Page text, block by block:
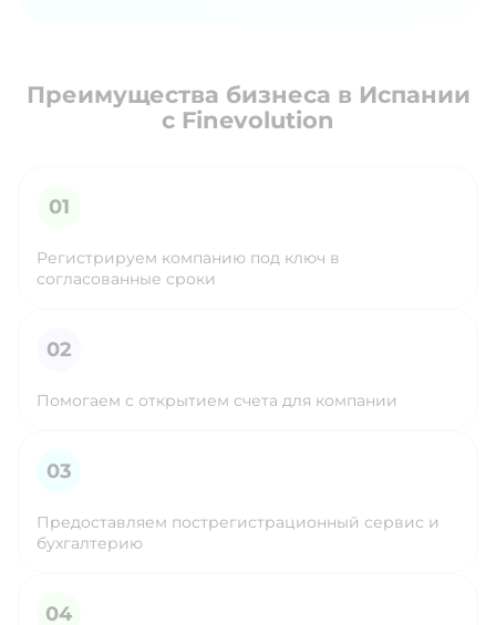
Преимущества бизнеса в Испании
с Finevolution
Регистрируем компанию под ключ в
согласованные сроки
Помогаем с открытием счета для компании
Предоставляем пострегистрационный сервис и
бухгалтерию